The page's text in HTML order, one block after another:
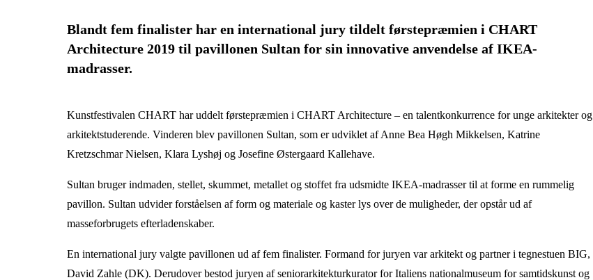
Blandt fem finalister har en international jury tildelt førstepræmien i CHART
Architecture 2019 til pavillonen Sultan for sin innovative anvendelse af IKEA-
madrasser.
Kunstfestivalen CHART har uddelt førstepræmien i CHART Architecture – en talentkonkurrence for unge arkitekter og
arkitektstuderende. Vinderen blev pavillonen Sultan, som er udviklet af Anne Bea Høgh Mikkelsen, Katrine
Kretzschmar Nielsen, Klara Lyshøj og Josefine Østergaard Kallehave.
Sultan bruger indmaden, stellet, skummet, metallet og stoffet fra udsmidte IKEA-madrasser til at forme en rummelig
pavillon. Sultan udvider forståelsen af form og materiale og kaster lys over de muligheder, der opstår ud af
masseforbrugets efterladenskaber.
En international jury valgte pavillonen ud af fem finalister. Formand for juryen var arkitekt og partner i tegnestuen BIG,
David Zahle (DK). Derudover bestod juryen af seniorarkitekturkurator for Italiens nationalmuseum for samtidskunst og